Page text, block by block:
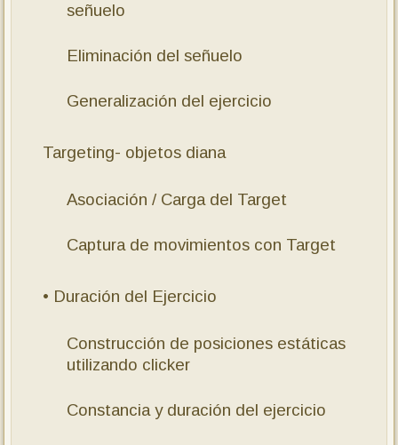
señuelo
Eliminación del señuelo
Generalización del ejercicio
Targeting- objetos diana
Asociación / Carga del Target
Captura de movimientos con Target
• Duración del Ejercicio
Construcción de posiciones estáticas
utilizando clicker
Constancia y duración del ejercicio